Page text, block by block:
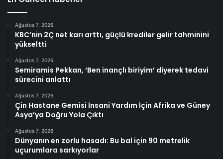
Ağustos 7, 2026
KBC’nin 2Ç net karı arttı, güçlü krediler gelir tahminini
yükseltti
Ağustos 7, 2026
Semiramis Pekkan, ‘Ben inançlı biriyim’ diyerek tedavi
sürecini anlattı
Ağustos 7, 2026
Çin Hastane Gemisi İnsani Yardım İçin Afrika ve Güney
Asya’ya Doğru Yola Çıktı
Ağustos 7, 2026
Dünyanın en zorlu hasadı: Bu bal için 90 metrelik
uçurumlara sarkıyorlar